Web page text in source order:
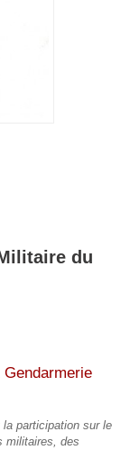
du
participation sur le
militaires, des